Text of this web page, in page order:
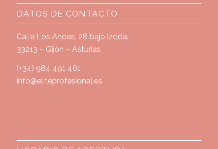
DATOS DE CONTACTO
Calle Los Andes, 28 bajo izqda.
33213 – Gijón – Asturias
(+34) 984 491 461
info@eliteprofesional.es